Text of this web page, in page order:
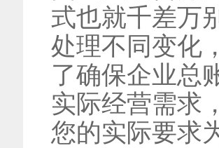
式也就千差万
处理不同变化
了确保企业总
实际经营需求
您的实际要求